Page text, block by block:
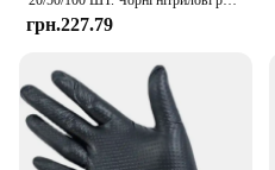
грн.227.79